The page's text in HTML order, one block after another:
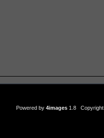
Powered by 4images1.8 Copyright